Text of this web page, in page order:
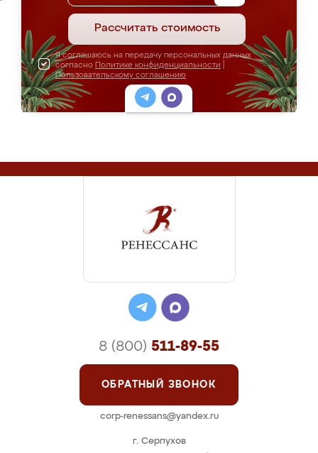
Рассчитать стоимость
Я соглашаюсь на передачу персональных данных
согласно Политике конфиденциальности
Пользовательскому соглашению
г. Серпухов
8 (800) 511-89-55
ОБРАТНЫЙ ЗВОНОК
corp-renessans@yandex.ru